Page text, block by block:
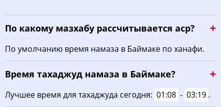
По какому мазхабу рассчитывается аср?
По умолчанию время намаза в Баймаке по ханафи.
Время тахаджуд намаза в Баймаке?
Лучшее время для тахаджуда сегодня: 01:08 - 03:19 .